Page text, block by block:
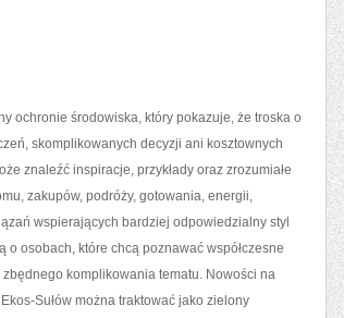
ochronie środowiska, który pokazuje, że troska o
skomplikowanych decyzji ani kosztownych
znaleźć inspiracje, przykłady oraz zrozumiałe
zakupów, podróży, gotowania, energii,
wspierających bardziej odpowiedzialny styl
o osobach, które chcą poznawać współczesne
komplikowania tematu. Nowości na
Sułów można traktować jako zielony